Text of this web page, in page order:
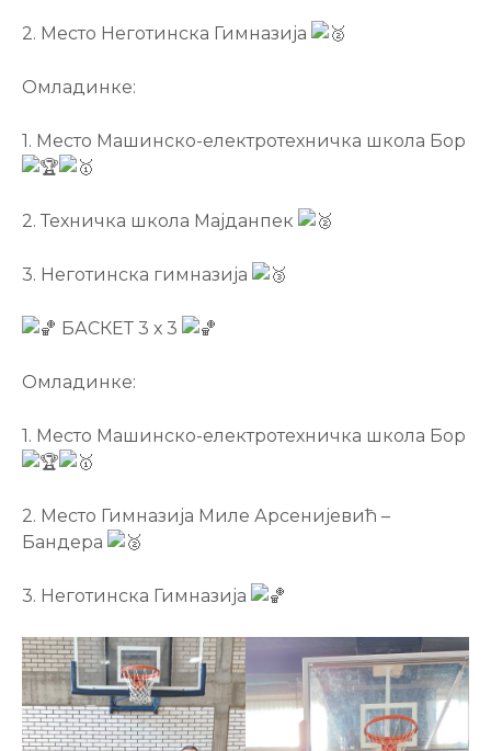
2. Место Неготинска Гимназија
Омладинке:
1. Место Машинско-електротехничка школа Бор
2. Техничка школа Мајданпек
3. Неготинска гимназија
БАСКЕТ 3 х 3
Омладинке:
1. Место Машинско-електротехничка школа Бор
2. Место Гимназија Миле Арсенијевић –
Бандера
3. Неготинска Гимназија